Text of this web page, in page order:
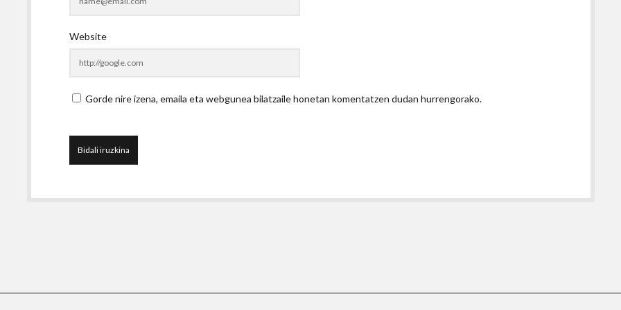
Website
Gorde nire izena, emaila eta webgunea bilatzaile honetan komentatzen dudan hurrengorako.